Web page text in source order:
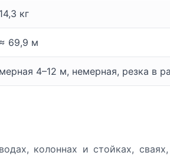
14,3 кг
≈ 69,9 м
мерная 4–12 м, немерная, резка в
колоннах и стойках,